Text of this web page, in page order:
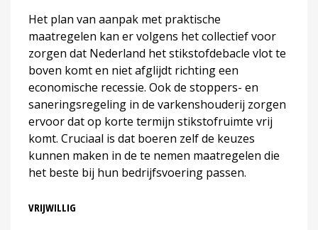
Het plan van aanpak met praktische
maatregelen kan er volgens het collectief voor
zorgen dat Nederland het stikstofdebacle vlot te
boven komt en niet afglijdt richting een
economische recessie. Ook de stoppers- en
saneringsregeling in de varkenshouderij zorgen
ervoor dat op korte termijn stikstofruimte vrij
komt. Cruciaal is dat boeren zelf de keuzes
kunnen maken in de te nemen maatregelen die
het beste bij hun bedrijfsvoering passen.
VRIJWILLIG